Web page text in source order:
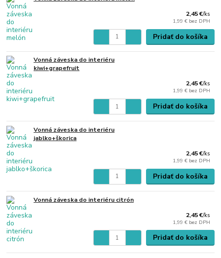
2,45 €/ks
1,99 € bez DPH
Pridať do košíka
Vonná záveska do interiéru
kiwi+grapefruit
2,45 €/ks
1,99 € bez DPH
Pridať do košíka
Vonná záveska do interiéru
jablko+škorica
2,45 €/ks
1,99 € bez DPH
Pridať do košíka
Vonná záveska do interiéru citrón
2,45 €/ks
1,99 € bez DPH
Pridať do košíka